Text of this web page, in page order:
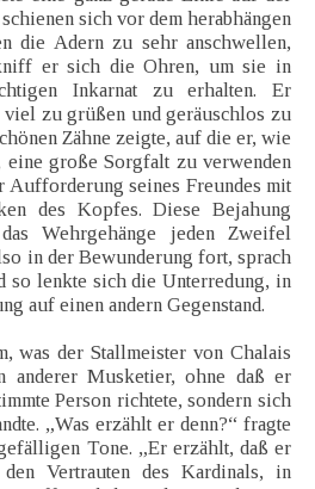
sich vor dem herabhängen
die Adern zu sehr anschwellen,
er sich die Ohren, um sie in
Inkarnat zu erhalten. Er
zu grüßen und geräuschlos zu
Zähne zeigte, auf die er, wie
eine große Sorgfalt zu verwenden
Aufforderung seines Freundes mit
des Kopfes. Diese Bejahung
Wehrgehänge jeden Zweifel
in der Bewunderung fort, sprach
so lenkte sich die Unterredung, in
auf einen andern Gegenstand.
was der Stallmeister von Chalais
anderer Musketier, ohne daß er
Person richtete, sondern sich
„Was erzählt er denn?“ fragte
Tone. „Er erzählt, daß er
Vertrauten des Kardinals, in